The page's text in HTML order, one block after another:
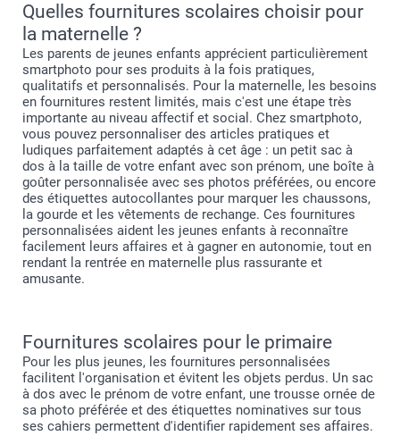
Quelles fournitures scolaires choisir pour
la maternelle ?
Les parents de jeunes enfants apprécient particulièrement
smartphoto pour ses produits à la fois pratiques,
qualitatifs et personnalisés. Pour la maternelle, les besoins
en fournitures restent limités, mais c'est une étape très
importante au niveau affectif et social. Chez smartphoto,
vous pouvez personnaliser des articles pratiques et
ludiques parfaitement adaptés à cet âge : un petit sac à
dos à la taille de votre enfant avec son prénom, une boîte à
goûter personnalisée avec ses photos préférées, ou encore
des étiquettes autocollantes pour marquer les chaussons,
la gourde et les vêtements de rechange. Ces fournitures
personnalisées aident les jeunes enfants à reconnaître
facilement leurs affaires et à gagner en autonomie, tout en
rendant la rentrée en maternelle plus rassurante et
amusante.
Fournitures scolaires pour le primaire
Pour les plus jeunes, les fournitures personnalisées
facilitent l'organisation et évitent les objets perdus. Un sac
à dos avec le prénom de votre enfant, une trousse ornée de
sa photo préférée et des étiquettes nominatives sur tous
ses cahiers permettent d'identifier rapidement ses affaires.